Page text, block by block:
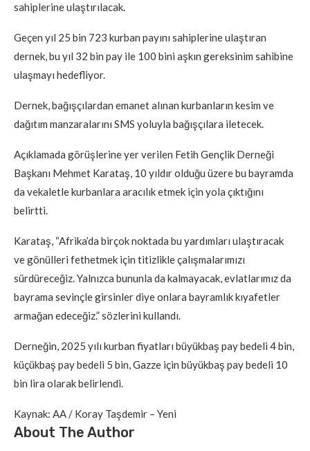
sahiplerine ulaştırılacak.
Geçen yıl 25 bin 723 kurban payını sahiplerine ulaştıran
dernek, bu yıl 32 bin pay ile 100 bini aşkın gereksinim sahibine
ulaşmayı hedefliyor.
Dernek, bağışçılardan emanet alınan kurbanların kesim ve
dağıtım manzaralarını SMS yoluyla bağışçılara iletecek.
Açıklamada görüşlerine yer verilen Fetih Gençlik Derneği
Başkanı Mehmet Karataş, 10 yıldır olduğu üzere bu bayramda
da vekaletle kurbanlara aracılık etmek için yola çıktığını
belirtti.
Karataş, “Afrika’da birçok noktada bu yardımları ulaştıracak
ve gönülleri fethetmek için titizlikle çalışmalarımızı
sürdüreceğiz. Yalnızca bununla da kalmayacak, evlatlarımız da
bayrama sevinçle girsinler diye onlara bayramlık kıyafetler
armağan edeceğiz.” sözlerini kullandı.
Derneğin, 2025 yılı kurban fiyatları büyükbaş pay bedeli 4 bin,
küçükbaş pay bedeli 5 bin, Gazze için büyükbaş pay bedeli 10
bin lira olarak belirlendi.
Kaynak: AA / Koray Taşdemir – Yeni
About The Author